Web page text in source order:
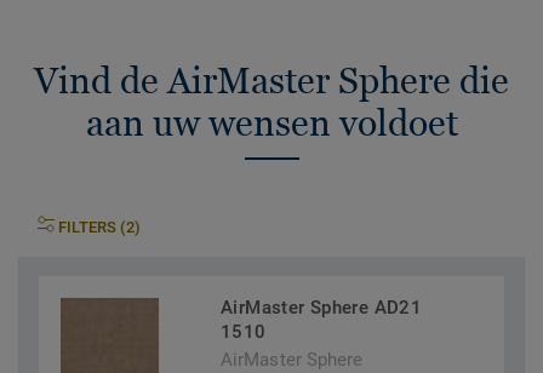
Vind de AirMaster Sphere die
aan uw wensen voldoet
FILTERS (2)
AirMaster Sphere AD21
1510
AirMaster Sphere